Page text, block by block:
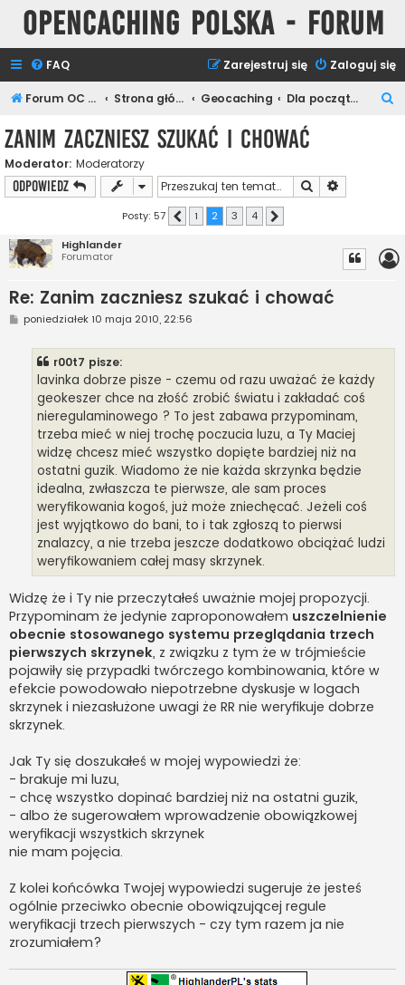
Opencaching Polska - Forum
FAQ Zaloguj się
Zarejestruj się
Forum OC PL Strona główna Geocaching Dla początkujących
Zanim zaczniesz szukać i chować
Moderator: Moderatorzy
ODPOWIEDZ Szukaj
Posty: 57 Poprzednia
1 2 3 4
Highlander
Forumator
Re: Zanim zaczniesz szukać i chować
P
o
poniedziałek 10 maja 2010, 22:56
r00t7 pisze:
lavinka dobrze pisze - czemu od razu uważać że każdy
geokeszer chce na złość zrobić światu i zakładać coś
nieregulaminowego ? To jest zabawa przypominam,
trzeba mieć w niej trochę poczucia luzu, a Ty Maciej
widzę chcesz mieć wszystko dopięte bardziej niż na
ostatni guzik. Wiadomo że nie każda skrzynka będzie
idealna, zwłaszcza te pierwsze, ale sam proces
weryfikowania kogoś, już może zniechęcać. Jeżeli coś
jest wyjątkowo do bani, to i tak zgłoszą to pierwsi
znalazcy, a nie trzeba jeszcze dodatkowo obciążać ludzi
weryfikowaniem całej masy skrzynek.
Widzę że i Ty nie przeczytałeś uważnie mojej propozycji.
Przypominam że jedynie zaproponowałem uszczelnienie
obecnie stosowanego systemu przeglądania trzech
pierwszych skrzynek, z związku z tym że w trójmieście
pojawiły się przypadki twórczego kombinowania, które w
efekcie powodowało niepotrzebne dyskusje w logach
skrzynek i niezasłużone uwagi że RR nie weryfikuje dobrze
skrzynek.
Jak Ty się doszukałeś w mojej wypowiedzi że:
- brakuje mi luzu,
- chcę wszystko dopinać bardziej niż na ostatni guzik,
- albo że sugerowałem wprowadzenie obowiązkowej
weryfikacji wszystkich skrzynek
nie mam pojęcia.
Z kolei końcówka Twojej wypowiedzi sugeruje że jesteś
ogólnie przeciwko obecnie obowiązującej regule
weryfikacji trzech pierwszych - czy tym razem ja nie
zrozumiałem?